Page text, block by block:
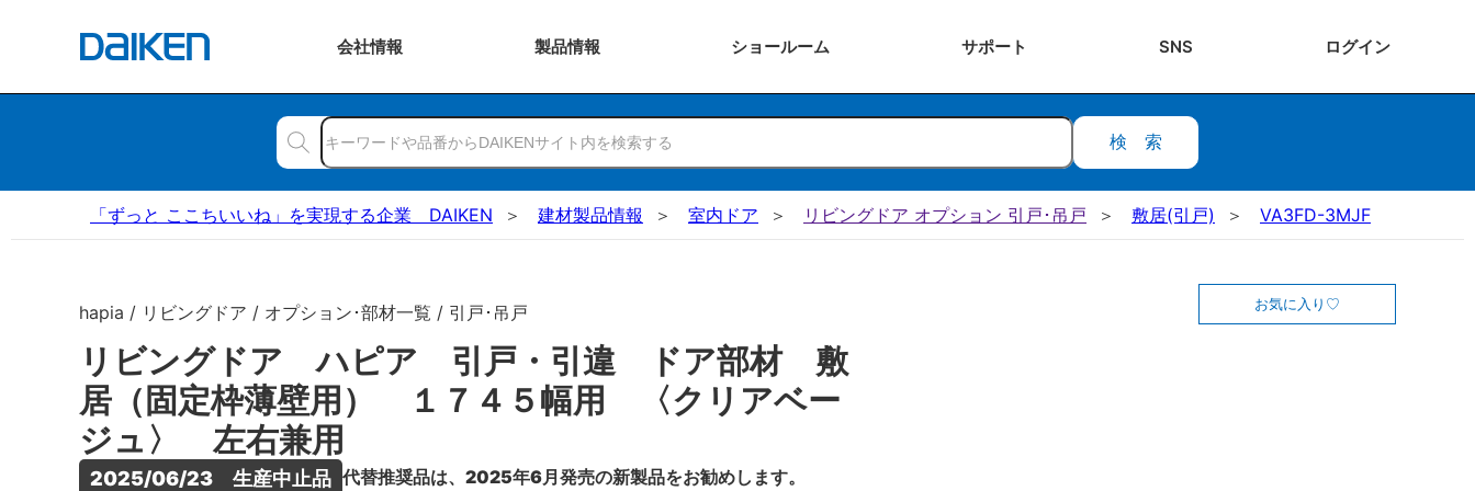
会社情報 製品情報 ショールーム サポート SNS ログイン
検索
「ずっと ここちいいね」を実現する企業 DAIKEN 建材製品情報 室内ドア リビングドア オプション 引戸･吊戸 敷居(引戸) VA3FD-3MJF
hapia / リビングドア / オプション･部材一覧 / 引戸･吊戸
リビングドア ハピア 引戸・引違 ドア部材 敷
居（固定枠薄壁用） １７４５幅用 〈クリアベー
ジュ〉 左右兼用
2025/06/23　生産中止品 代替推奨品は、2025年6月発売の新製品をお勧めします。
お気に入り